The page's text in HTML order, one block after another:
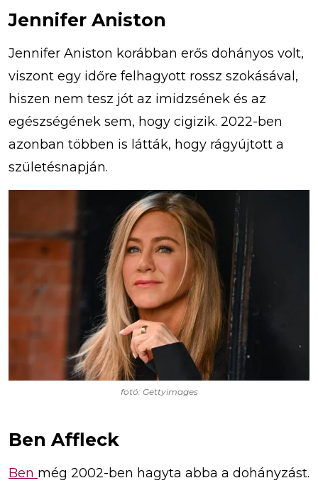
Jennifer Aniston
Jennifer Aniston korábban erős dohányos volt,
viszont egy időre felhagyott rossz szokásával,
hiszen nem tesz jót az imidzsének és az
egészségének sem, hogy cigizik. 2022-ben
azonban többen is látták, hogy rágyújtott a
születésnapján.
fotó: Gettyimages
Ben Affleck
Ben még 2002-ben hagyta abba a dohányzást.